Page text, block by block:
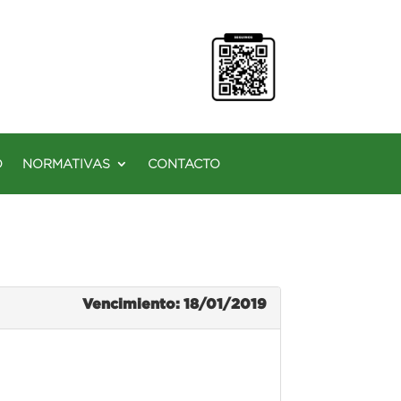
NORMATIVAS CONTACTO
Vencimiento: 18/01/2019